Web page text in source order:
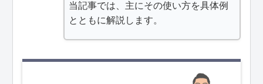
当記事では、主にその使い方を具体例
とともに解説します。